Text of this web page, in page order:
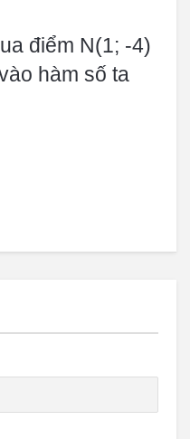
điểm N(1; -4)
hàm số ta